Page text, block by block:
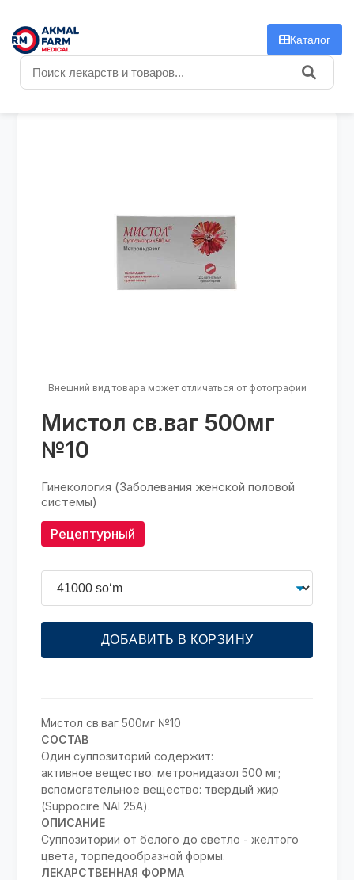
Каталог
Внешний вид товара может отличаться от фотографии
Мистол св.ваг 500мг
№10
Гинекология (Заболевания женской половой
системы)
Рецептурный
ДОБАВИТЬ В КОРЗИНУ
Мистол св.ваг 500мг №10
СОСТАВ
Один суппозиторий содержит:
активное вещество: метронидазол 500 мг;
вспомогательное вещество: твердый жир
(Suppocire NAI 25A).
ОПИСАНИЕ
Суппозитории от белого до светло - желтого
цвета, торпедообразной формы.
ЛЕКАРСТВЕННАЯ ФОРМА